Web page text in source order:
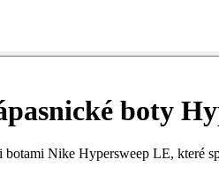
boty
Nike Hypersweep LE, které